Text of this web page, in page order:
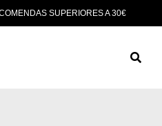
SUPERIORES A 30€